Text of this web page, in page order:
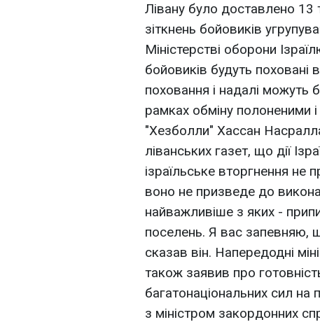
Лівану було доставлено 13
зіткнень бойовиків
Міністерстві оборони
бойовиків будуть поховані
поховання і надалі можуть
рамках обміну полоненими
"Хезболли" Хассан
ліванських газет, що дії
ізраїльське вторгнення не
воно не призведе до
найважливіше з яких -
поселень. Я вас запевняю,
сказав він. Напередодні
також заявив про
багатонаціональних сил на
з міністром закордонних